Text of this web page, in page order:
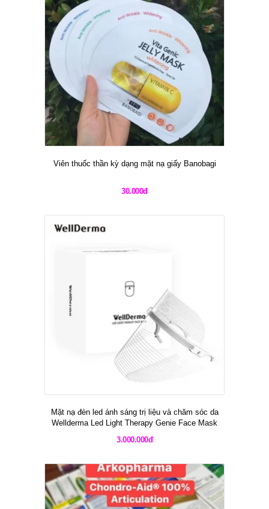
Viên thuốc thần kỳ dạng mặt nạ giấy Banobagi
30.000đ
Mặt nạ đèn led ánh sáng trị liệu và chăm sóc da
Wellderma Led Light Therapy Genie Face Mask
3.000.000đ